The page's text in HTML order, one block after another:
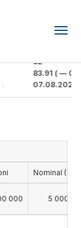
sug'urta
82
83.91( — 0.0 )
07.08.2026
Nominal
000 5 000